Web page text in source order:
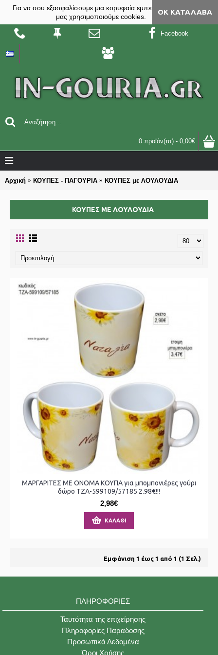
Για να σου εξασφαλίσουμε μια κορυφαία εμπειρία, στο site
μας χρησιμοποιούμε cookies.
ΟΚ ΚΑΤΆΛΑΒΑ
Facebook
0 προϊόν(τα) - 0,00€
Αρχική ΚΟΥΠΕΣ - ΠΑΓΟΥΡΙΑ ΚΟΥΠΕΣ με ΛΟΥΛΟΥΔΙΑ
ΚΟΥΠΕΣ ΜΕ ΛΟΥΛΟΥΔΙΑ
ΜΑΡΓΑΡΙΤΕΣ ΜΕ ΟΝΟΜΑ ΚΟΥΠΑ για μπομπονιέρες γούρι
δώρο ΤΖΑ-599109/57185 2.98€!!!
2,98€
ΚΑΛΆΘΙ
Εμφάνιση 1 έως 1 από 1 (1 Σελ.)
ΠΛΗΡΟΦΟΡΊΕΣ
Ταυτότητα της επιχείρησης
Πληροφορίες Παραδοσης
Προσωπικά Δεδομένα
Όροι Χρήσης